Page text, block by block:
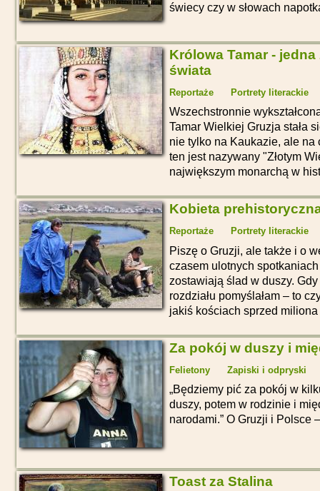
świecy czy w słowach
Królowa Tamar -
świata
Reportaże Portrety literackie
Wszechstronnie
Tamar Wielkiej Gruzja stała
nie tylko na Kaukazie, ale na
ten jest nazywany "Złotym
największym monarchą w
Kobieta
Reportaże Portrety literackie
Piszę o Gruzji, ale także i o
czasem ulotnych
zostawiają ślad w duszy. Gdy
rozdziału pomyślałam – to
jakiś kościach sprzed
Za pokój w duszy i
Felietony Zapiski i odpryski
Będziemy pić za pokój w
duszy, potem w rodzinie i
narodami. O Gruzji i Polsce
Toast za Stalina